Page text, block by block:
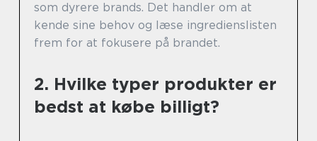
som dyrere brands. Det handler om at
kende sine behov og læse ingredienslisten
frem for at fokusere på brandet.
2. Hvilke typer produkter er
bedst at købe billigt?